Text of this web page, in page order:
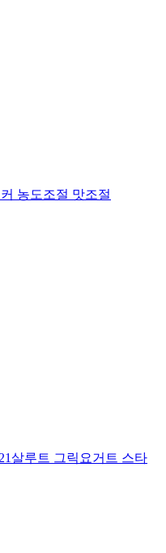
농도조절 맛조절
살루트 그릭요거트 스타